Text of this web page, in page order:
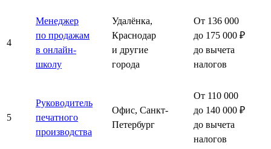
4
Менеджер
по продажам
в онлайн-
школу
Удалёнка,
Краснодар
и другие
города
От 136 000
до 175 000 ₽
до вычета
налогов
5
Руководитель
печатного
производства
Офис, Санкт-
Петербург
От 110 000
до 140 000 ₽
до вычета
налогов